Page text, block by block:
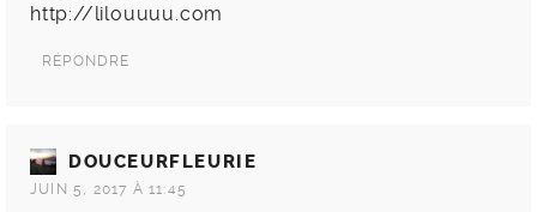
http://lilouuuu.com
RÉPONDRE
DOUCEURFLEURIE
JUIN 5, 2017 À 11:45